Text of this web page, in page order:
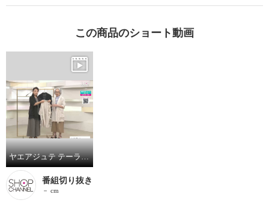
この商品のショート動画
ヤエアジュテ テーラードカラーを カジュアルモードで装う ハーフスリーブジャケット
番組切り抜き
－ cm